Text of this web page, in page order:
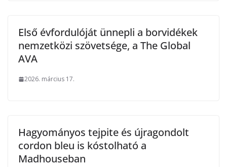
Első évfordulóját ünnepli a borvidékek
nemzetközi szövetsége, a The Global
AVA
2026. március 17.
Hagyományos tejpite és újragondolt
cordon bleu is kóstolható a
Madhouseban